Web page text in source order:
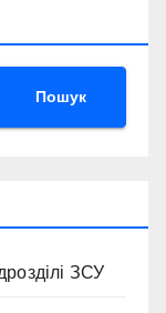
Пошук
ЗСУ